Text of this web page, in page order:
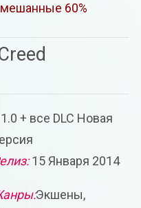
60%
+ все DLC Новая
15 Января 2014
Экшены,